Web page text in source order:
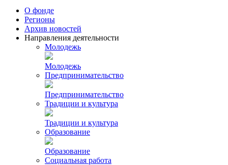
О фонде
Регионы
Архив новостей
Направления деятельности
Молодежь
Молодежь
Предпринимательство
Предпринимательство
Традиции и культура
Традиции и культура
Образование
Образование
Социальная работа